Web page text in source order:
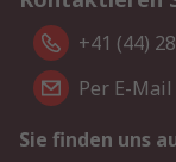
+41 (44)
Per E-
Sie finden uns